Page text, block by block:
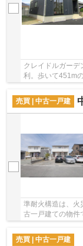
クレイドルガー
利。歩いて451m
売買 | 中古一戸建
準耐火構造は、火
古一戸建ての物件
戸建て探しをされ
売買 | 中古一戸建